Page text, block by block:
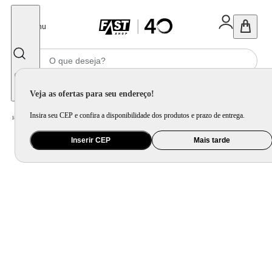
Menu
Veja as ofertas para seu endereço!
Insira seu CEP e confira a disponibilidade dos produtos e prazo de entrega.
Inserir CEP Mais tarde
Home Ferramenta e Jardim / Ferramenta Elétrica / Parafusadeira Philco Force PPF120MF 3 em 1 1500RPM